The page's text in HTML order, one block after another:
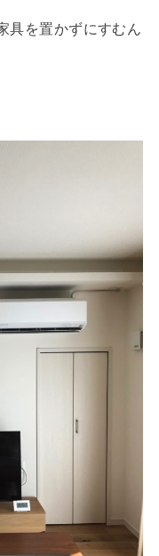
具を置かずにすむん